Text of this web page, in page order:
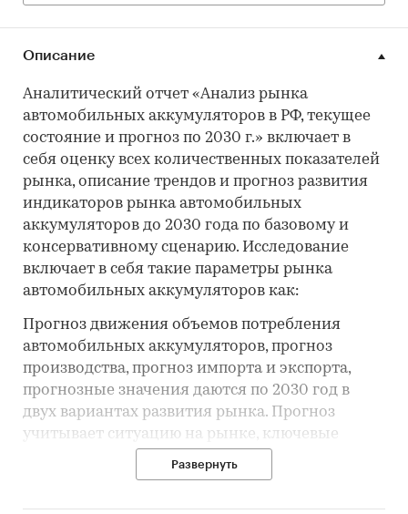
Описание
Аналитический отчет «Анализ рынка
автомобильных аккумуляторов в РФ, текущее
состояние и прогноз по 2030 г.» включает в
себя оценку всех количественных показателей
рынка, описание трендов и прогноз развития
индикаторов рынка автомобильных
аккумуляторов до 2030 года по базовому и
консервативному сценарию. Исследование
включает в себя такие параметры рынка
автомобильных аккумуляторов как:
Прогноз движения объемов потребления
автомобильных аккумуляторов, прогноз
производства, прогноз импорта и экспорта,
прогнозные значения даются по 2030 год в
двух вариантах развития рынка. Прогноз
учитывает ситуацию на рынке, ключевые
тренды, состояние макро и микроэкономики,
геополитические процессы.
Развернуть